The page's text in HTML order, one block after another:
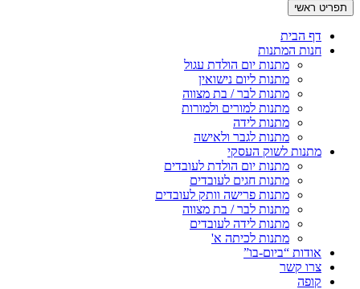
תפריט ראשי
דף הבית
חנות המתנות
מתנות יום הולדת עגול
מתנות ליום נישואין
מתנות לבר / בת מצווה
מתנות למורים ולמורות
מתנות לידה
מתנות לגבר ולאישה
מתנות לשוק העסקי
מתנות יום הולדת לעובדים
מתנות חגים לעובדים
מתנות פרישה וותק לעובדים
מתנות לבר / בת מצווה
מתנות לידה לעובדים
מתנות לכיתה א'
אודות “ביום-בו”
צרו קשר
קופה